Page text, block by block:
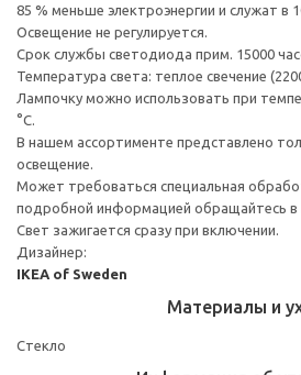
85 % меньше электроэнергии и служат в
Освещение не регулируется.
Срок службы светодиода прим. 15000
Температура света: теплое свечение
Лампочку можно использовать при
°C.
В нашем ассортименте представлено
освещение.
Может требоваться специальная
подробной информацией обращайтесь в
Свет зажигается сразу при включении.
Дизайнер:
IKEA of Sweden
Материалы и
Стекло